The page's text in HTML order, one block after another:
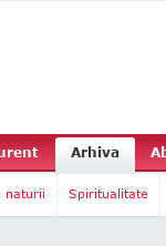
Arhiva
naturii Spiritualitate